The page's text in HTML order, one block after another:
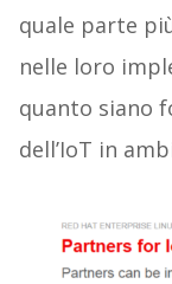
quale parte
nelle loro
quanto siano
dell’IoT in